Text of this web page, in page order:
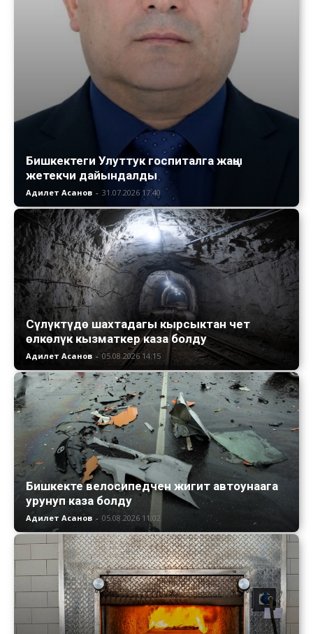
Бишкектеги Улуттук госпиталга жаңы
жетекчи дайындалды
Адилет Асанов - 31.07.2026 17:40
Сүлүктүдө шахтадагы кырсыктан чет
өлкөлүк кызматкер каза болду
Адилет Асанов - 05.08.2026 14:15
Бишкекте велосипедчен жигит автоунаага
урунуп каза болду
Адилет Асанов - 05.08.2026 11:02